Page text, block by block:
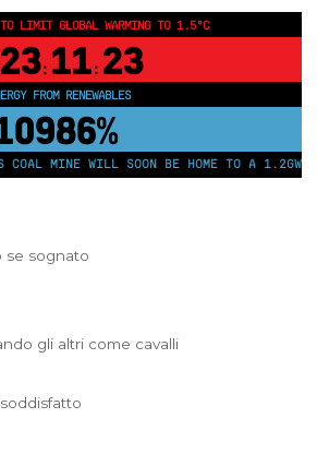
LIMIT GLOBAL WARMING TO 1.5°C
23: 11: 23
FROM RENEWABLES
MINE WILL SOON BE HOME TO A 1.2GW
se sognato
gli altri come cavalli